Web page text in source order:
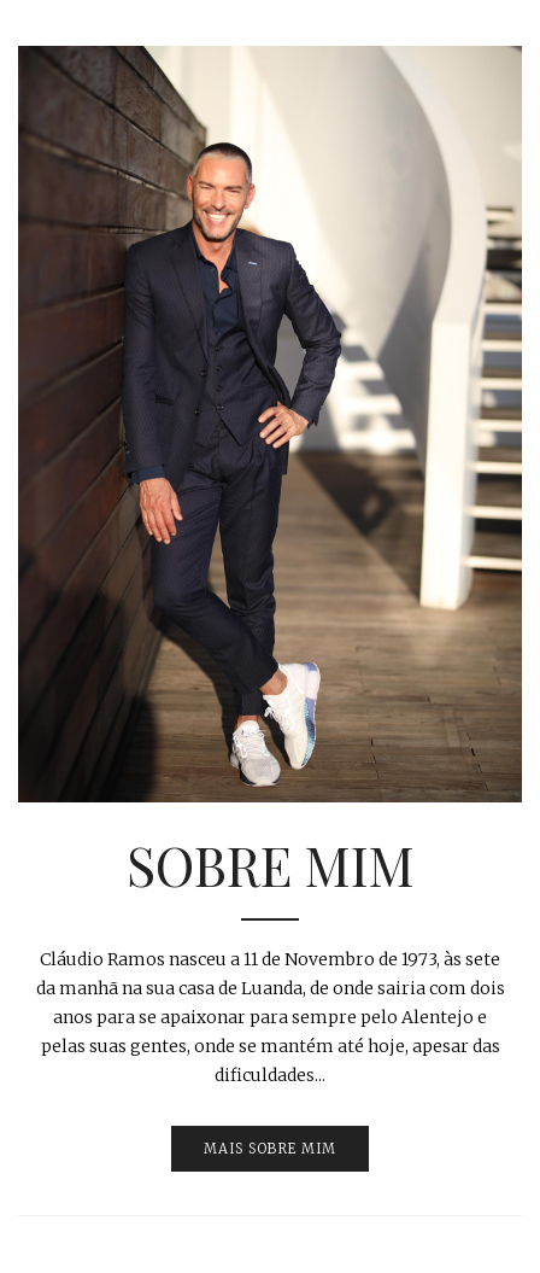
SOBRE MIM
Cláudio Ramos nasceu a 11 de Novembro de 1973, às sete
da manhã na sua casa de Luanda, de onde sairia com dois
anos para se apaixonar para sempre pelo Alentejo e
pelas suas gentes, onde se mantém até hoje, apesar das
dificuldades...
MAIS SOBRE MIM